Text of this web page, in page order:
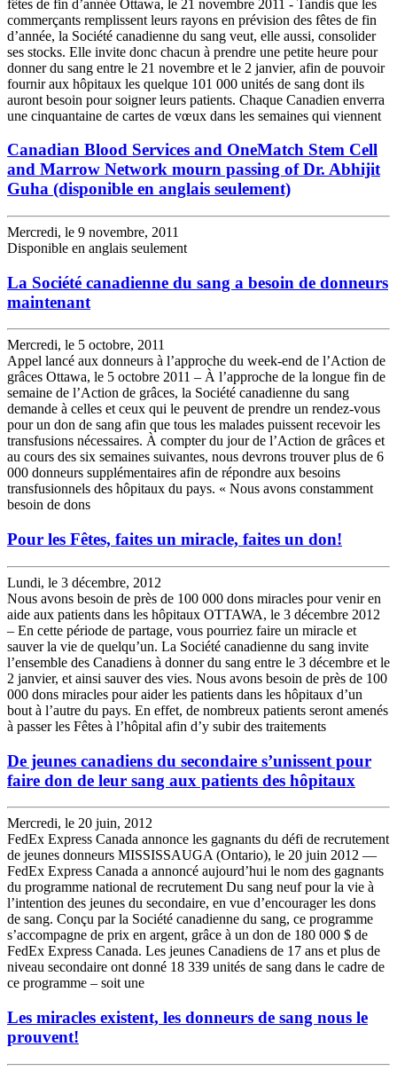
fêtes de fin d’année Ottawa, le 21 novembre 2011 - Tandis que les
commerçants remplissent leurs rayons en prévision des fêtes de fin
d’année, la Société canadienne du sang veut, elle aussi, consolider
ses stocks. Elle invite donc chacun à prendre une petite heure pour
donner du sang entre le 21 novembre et le 2 janvier, afin de pouvoir
fournir aux hôpitaux les quelque 101 000 unités de sang dont ils
auront besoin pour soigner leurs patients. Chaque Canadien enverra
une cinquantaine de cartes de vœux dans les semaines qui viennent
Canadian Blood Services and OneMatch Stem Cell
and Marrow Network mourn passing of Dr. Abhijit
Guha (disponible en anglais seulement)
Mercredi, le 9 novembre, 2011
Disponible en anglais seulement
La Société canadienne du sang a besoin de donneurs
maintenant
Mercredi, le 5 octobre, 2011
Appel lancé aux donneurs à l’approche du week-end de l’Action de
grâces Ottawa, le 5 octobre 2011 – À l’approche de la longue fin de
semaine de l’Action de grâces, la Société canadienne du sang
demande à celles et ceux qui le peuvent de prendre un rendez-vous
pour un don de sang afin que tous les malades puissent recevoir les
transfusions nécessaires. À compter du jour de l’Action de grâces et
au cours des six semaines suivantes, nous devrons trouver plus de 6
000 donneurs supplémentaires afin de répondre aux besoins
transfusionnels des hôpitaux du pays. « Nous avons constamment
besoin de dons
Pour les Fêtes, faites un miracle, faites un don!
Lundi, le 3 décembre, 2012
Nous avons besoin de près de 100 000 dons miracles pour venir en
aide aux patients dans les hôpitaux OTTAWA, le 3 décembre 2012
– En cette période de partage, vous pourriez faire un miracle et
sauver la vie de quelqu’un. La Société canadienne du sang invite
l’ensemble des Canadiens à donner du sang entre le 3 décembre et le
2 janvier, et ainsi sauver des vies. Nous avons besoin de près de 100
000 dons miracles pour aider les patients dans les hôpitaux d’un
bout à l’autre du pays. En effet, de nombreux patients seront amenés
à passer les Fêtes à l’hôpital afin d’y subir des traitements
De jeunes canadiens du secondaire s’unissent pour
faire don de leur sang aux patients des hôpitaux
Mercredi, le 20 juin, 2012
FedEx Express Canada annonce les gagnants du défi de recrutement
de jeunes donneurs MISSISSAUGA (Ontario), le 20 juin 2012 —
FedEx Express Canada a annoncé aujourd’hui le nom des gagnants
du programme national de recrutement Du sang neuf pour la vie à
l’intention des jeunes du secondaire, en vue d’encourager les dons
de sang. Conçu par la Société canadienne du sang, ce programme
s’accompagne de prix en argent, grâce à un don de 180 000 $ de
FedEx Express Canada. Les jeunes Canadiens de 17 ans et plus de
niveau secondaire ont donné 18 339 unités de sang dans le cadre de
ce programme – soit une
Les miracles existent, les donneurs de sang nous le
prouvent!